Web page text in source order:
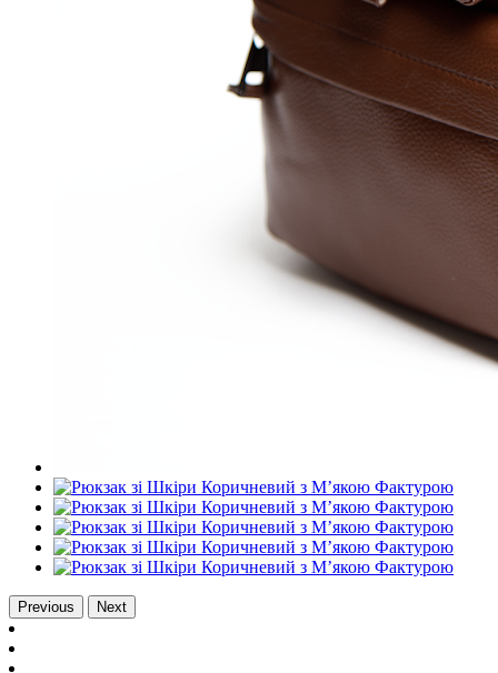
Previous Next